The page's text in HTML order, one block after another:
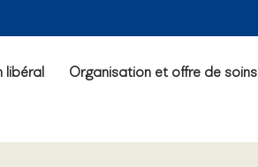
libéral Organisation et offre de soins